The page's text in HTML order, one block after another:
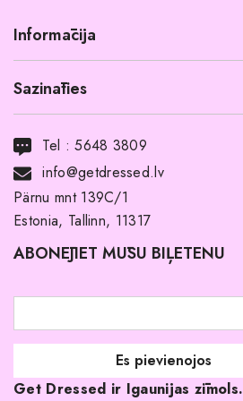
Informācija
Informācija par produktu
Noma ar pirkuma tiesībām
Par mums
Pirkuma noteikumi un nosacījumi
Atgriešanas politika
Līgavas družiņu kleitas
Veikali
Sazināties
Tel :5648 3809
info@getdressed.lv
Pärnu mnt 139C/1
Estonia, Tallinn, 11317
ABONĒJIET MŪSU BIĻETENU
Get Dressed ir Igaunijas zīmols.